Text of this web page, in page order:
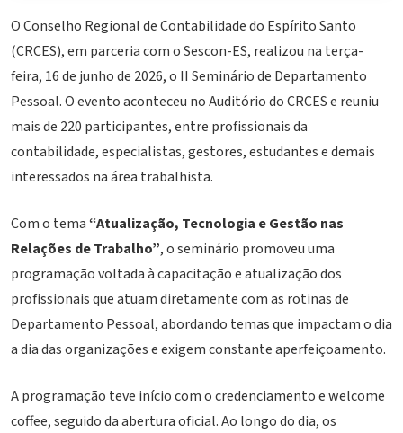
O Conselho Regional de Contabilidade do Espírito Santo
(CRCES), em parceria com o Sescon-ES, realizou na terça-
feira, 16 de junho de 2026, o II Seminário de Departamento
Pessoal. O evento aconteceu no Auditório do CRCES e reuniu
mais de 220 participantes, entre profissionais da
contabilidade, especialistas, gestores, estudantes e demais
interessados na área trabalhista.
Com o tema “Atualização, Tecnologia e Gestão nas
Relações de Trabalho”, o seminário promoveu uma
programação voltada à capacitação e atualização dos
profissionais que atuam diretamente com as rotinas de
Departamento Pessoal, abordando temas que impactam o dia
a dia das organizações e exigem constante aperfeiçoamento.
A programação teve início com o credenciamento e welcome
coffee, seguido da abertura oficial. Ao longo do dia, os